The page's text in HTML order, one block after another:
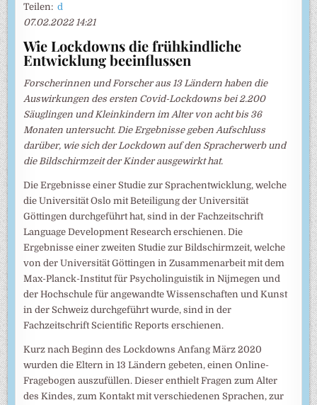
Teilen:d
07.02.2022 14:21
Wie Lockdowns die frühkindliche
Entwicklung beeinflussen
Forscherinnen und Forscher aus 13 Ländern haben die
Auswirkungen des ersten Covid-Lockdowns bei 2.200
Säuglingen und Kleinkindern im Alter von acht bis 36
Monaten untersucht. Die Ergebnisse geben Aufschluss
darüber, wie sich der Lockdown auf den Spracherwerb und
die Bildschirmzeit der Kinder ausgewirkt hat.
Die Ergebnisse einer Studie zur Sprachentwicklung, welche
die Universität Oslo mit Beteiligung der Universität
Göttingen durchgeführt hat, sind in der Fachzeitschrift
Language Development Research erschienen. Die
Ergebnisse einer zweiten Studie zur Bildschirmzeit, welche
von der Universität Göttingen in Zusammenarbeit mit dem
Max-Planck-Institut für Psycholinguistik in Nijmegen und
der Hochschule für angewandte Wissenschaften und Kunst
in der Schweiz durchgeführt wurde, sind in der
Fachzeitschrift Scientific Reports erschienen.
Kurz nach Beginn des Lockdowns Anfang März 2020
wurden die Eltern in 13 Ländern gebeten, einen Online-
Fragebogen auszufüllen. Dieser enthielt Fragen zum Alter
des Kindes, zum Kontakt mit verschiedenen Sprachen, zur